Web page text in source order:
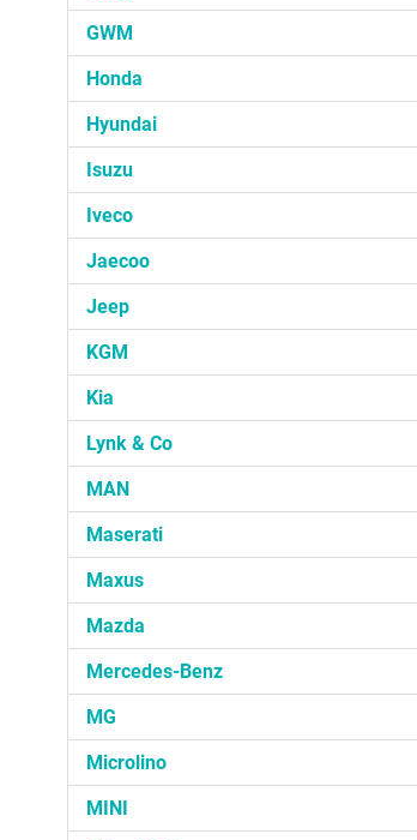
GWM
Honda
Hyundai
Isuzu
Iveco
Jaecoo
Jeep
KGM
Kia
Lynk & Co
MAN
Maserati
Maxus
Mazda
Mercedes-Benz
MG
Microlino
MINI